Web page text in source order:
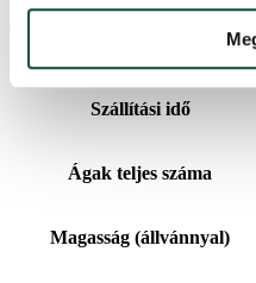
További
Szállítási idő
Ágak teljes száma
Magasság (állvánnyal)